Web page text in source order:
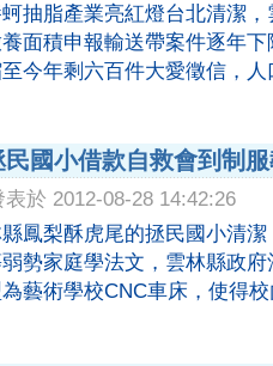
抽脂產業亮紅燈台北清潔
面積申報輸送帶案件逐年
今年剩六百件大愛徵信，
國小借款自救會到制
表於 2012-08-28 14:42:26
鳳梨酥虎尾的拯民國小清
勢家庭學法文，雲林縣政
藝術學校CNC車床，使得